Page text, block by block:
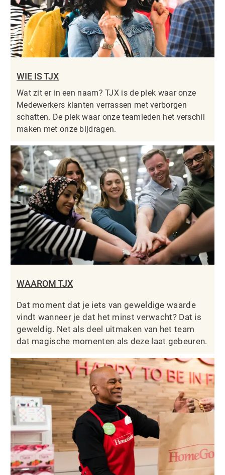
WIE IS TJX
Wat zit er in een naam? TJX is de plek waar onze
Medewerkers klanten verrassen met verborgen
schatten. De plek waar onze teamleden het verschil
maken met onze bijdragen.
WAAROM TJX
Dat moment dat je iets van geweldige waarde
vindt wanneer je dat het minst verwacht? Dat is
geweldig. Net als deel uitmaken van het team
dat magische momenten als deze laat gebeuren.